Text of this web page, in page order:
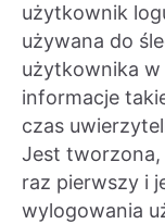
użytkownik
używana do
użytkownika w
informacje
czas
Jest tworzona,
raz pierwszy i
wylogowania